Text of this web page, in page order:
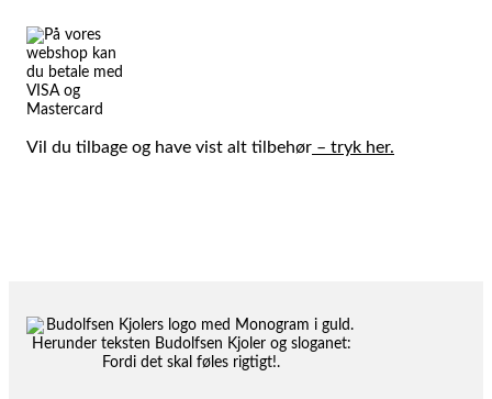
Vil du tilbage og have vist alt tilbehør – tryk her.